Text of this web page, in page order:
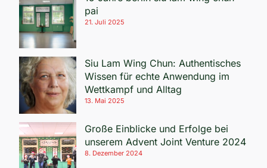
pai
21. Juli 2025
Siu Lam Wing Chun: Authentisches
Wissen für echte Anwendung im
Wettkampf und Alltag
13. Mai 2025
Große Einblicke und Erfolge bei
unserem Advent Joint Venture 2024
8. Dezember 2024